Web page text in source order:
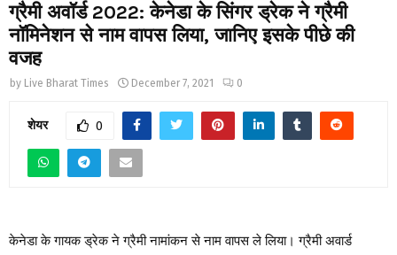
ग्रैमी अवॉर्ड 2022: केनेडा के सिंगर ड्रेक ने ग्रैमी
नॉमिनेशन से नाम वापस लिया, जानिए इसके पीछे की
वजह
by Live Bharat Times December 7, 2021 0
शेयर 0
केनेडा के गायक ड्रेक ने ग्रैमी नामांकन से नाम वापस ले लिया। ग्रैमी अवार्ड